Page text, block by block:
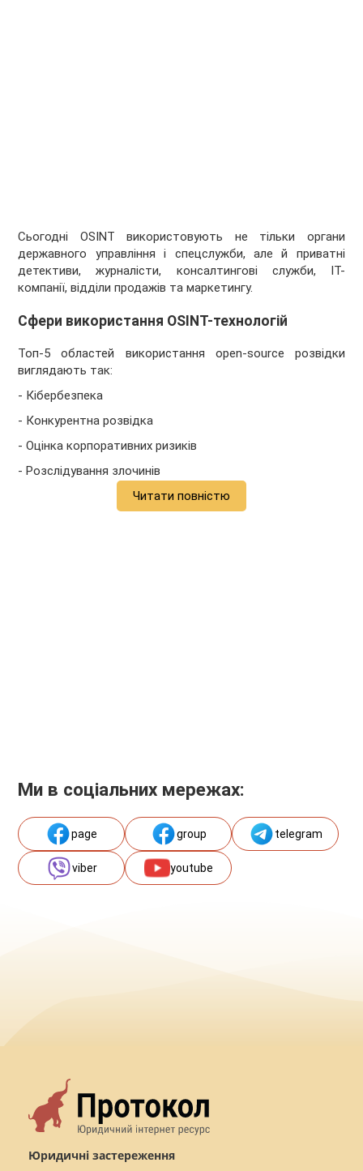
Сьогодні OSINT використовують не тільки органи
державного управління і спецслужби, але й приватні
детективи, журналісти, консалтингові служби, IT-
компанії, відділи продажів та маркетингу.
Сфери використання OSINT-технологій
Топ-5 областей використання open-source розвідки
виглядають так:
- Кібербезпека
- Конкурентна розвідка
- Оцінка корпоративних ризиків
- Розслідування злочинів
Читати повністю
Ми в соціальних мережах:
page group telegram
viber youtube
Юридичні застереження